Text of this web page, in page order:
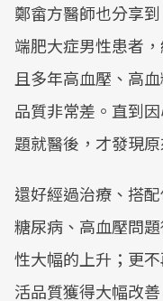
鄭畲方醫師也分享
端肥大症男性患者
且多年高血壓、高
品質非常差。直到
題就醫後，才發現
還好經過治療、搭
糖尿病、高血壓問
性大幅的上升；更
活品質獲得大幅改